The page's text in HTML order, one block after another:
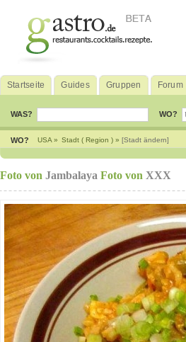
Startseite Guides Gruppen Forum
WAS? WO?
WO? USA » Stadt ( Region ) » [Stadt ändern]
Foto von Jambalaya Foto von XXX